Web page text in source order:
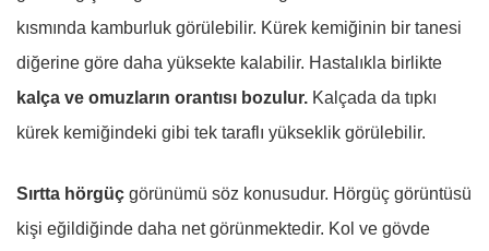
kısmında kamburluk görülebilir. Kürek kemiğinin bir tanesi
diğerine göre daha yüksekte kalabilir. Hastalıkla birlikte
kalça ve omuzların orantısı bozulur. Kalçada da tıpkı
kürek kemiğindeki gibi tek taraflı yükseklik görülebilir.
Sırtta hörgüç görünümü söz konusudur. Hörgüç görüntüsü
kişi eğildiğinde daha net görünmektedir. Kol ve gövde